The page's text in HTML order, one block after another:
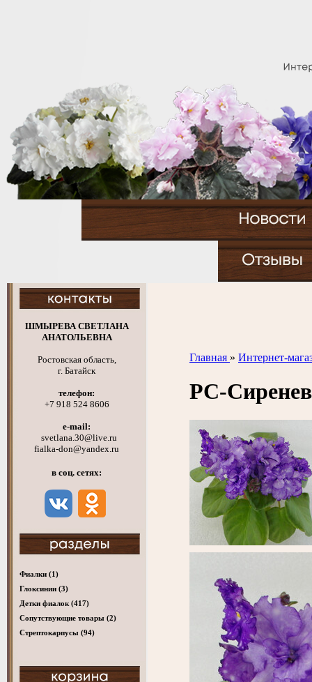
ШМЫРЕВА СВЕТЛАНА
АНАТОЛЬЕВНА
Ростовская область,
г. Батайск
телефон:
+7 918 524 8606
e-mail:
svetlana.30@live.ru
fialka-don@yandex.ru
в соц. сетях:
Фиалки (1)
Глоксинии (3)
Детки фиалок (417)
Cопутствующие товары (2)
Стрептокарпусы (94)
Главная » Интернет-
РС-